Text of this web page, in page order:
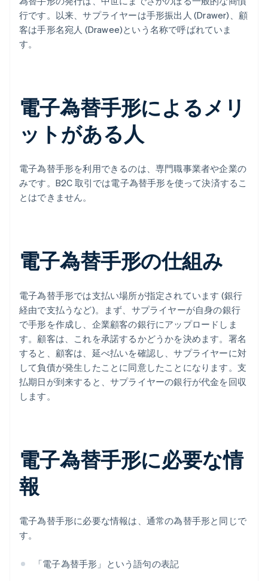
行です。以来、サプライヤーは手形振出人 (Drawer)、顧
客は手形名宛人 (Drawee)という名称で呼ばれていま
す。
電子為替手形によるメリ
ットがある人
電子為替手形を利用できるのは、専門職事業者や企業の
みです。B2C 取引では電子為替手形を使って決済するこ
とはできません。
電子為替手形の仕組み
電子為替手形では支払い場所が指定されています (銀行
経由で支払うなど)。まず、サプライヤーが自身の銀行
で手形を作成し、企業顧客の銀行にアップロードしま
す。顧客は、これを承諾するかどうかを決めます。署名
すると、顧客は、延べ払いを確認し、サプライヤーに対
して負債が発生したことに同意したことになります。支
払期日が到来すると、サプライヤーの銀行が代金を回収
します。
電子為替手形に必要な情
報
電子為替手形に必要な情報は、通常の為替手形と同じで
す。
「電子為替手形」という語句の表記